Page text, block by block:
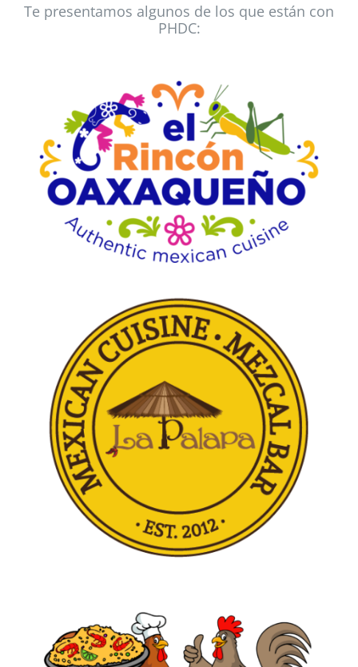
Te presentamos algunos de los que están con
PHDC: